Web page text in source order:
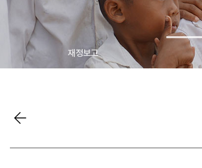
투명경영 재정보고